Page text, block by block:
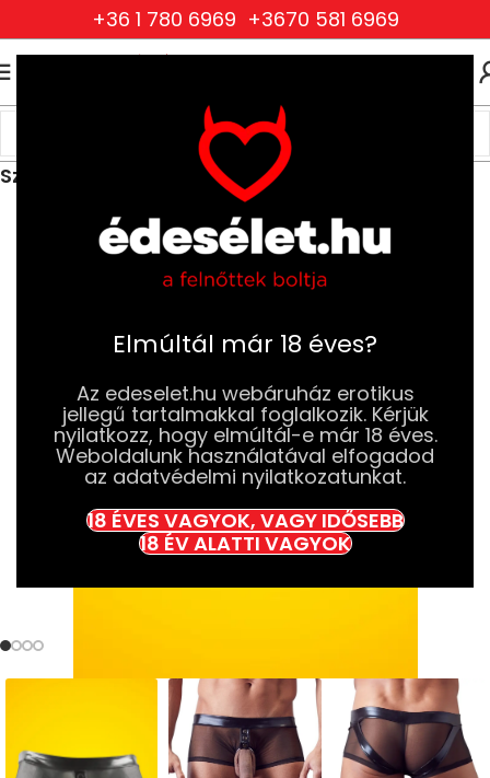
Elmúltál már 18 éves?
Az edeselet.hu webáruház erotikus
jellegű tartalmakkal foglalkozik. Kérjük
nyilatkozz, hogy elmúltál-e már 18 éves.
Weboldalunk használatával elfogadod
az adatvédelmi nyilatkozatunkat.
18 ÉVES VAGYOK, VAGY IDŐSEBB
18 ÉV ALATTI VAGYOK
+36 1 780 6969 +3670 581 6969
Ruhák és Fehérneműk
Férfi Ruhák és Fehérneműk
Szexi Férfi Alsóneműk